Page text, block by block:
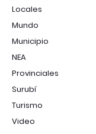
Locales
Mundo
Municipio
NEA
Provinciales
Surubí
Turismo
Video